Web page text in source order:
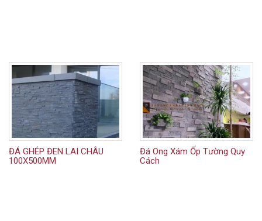
ĐÁ GHÉP ĐEN LAI CHÂU
100X500MM
Đá Ong Xám Ốp Tường Quy
Cách